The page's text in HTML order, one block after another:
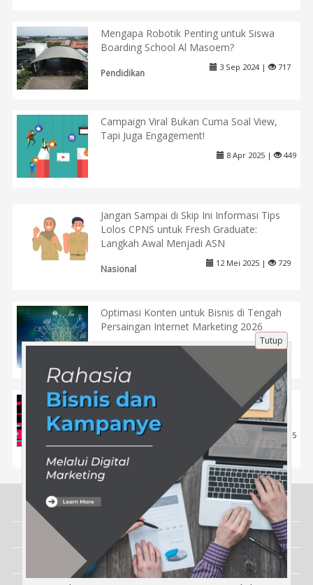
Mengapa Robotik Penting untuk Siswa
Boarding School Al Masoem?
Pendidikan
3 Sep 2024 | 717
Campaign Viral Bukan Cuma Soal View,
Tapi Juga Engagement!
8 Apr 2025 | 449
Jangan Sampai di Skip Ini Informasi Tips
Lolos CPNS untuk Fresh Graduate:
Langkah Awal Menjadi ASN
Nasional
12 Mei 2025 | 729
Optimasi Konten untuk Bisnis di Tengah
Persaingan Internet Marketing 2026
13 Jan 2026 | 278
Kuasai TikTok Ads: Cara Gampang Biar
Brand Kamu Dilirik Banyak Orang
15 Apr 2025 | 615
Tentang Kami
Artikel
Disclaimer
Tutup